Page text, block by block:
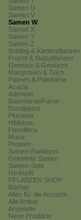
Samen U
Samen V
Samen W
Samen X
Samen Y
Samen Z
Schling & Kletterpflanzen
Frucht & Nutzpflanzen
Gemüse & Gewürze
Mangroven & Teich
Palmen & Palmfarne
Acacia
Adenium
Baumfarne/Farne
Eucalyptus
Plumeria
Hibiskus
Passiflora
Musa
Proteen
Samen-Raritäten
Gekeimte Samen
Samen-Sets
Herkunft
PFLANZEN SHOP
Bücher
Alles für die Anzucht
Alle Artikel
Angebote
Neue Produkte